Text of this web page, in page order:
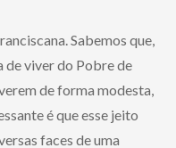
Sabemos que,
de viver do Pobre de
de forma modesta,
é que esse jeito
faces de uma